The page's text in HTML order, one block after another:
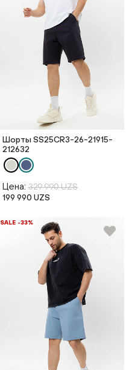
Шорты SS25CR3-26-21915-
212632
Цена: 329 990 UZS
199 990 UZS
SALE -33%